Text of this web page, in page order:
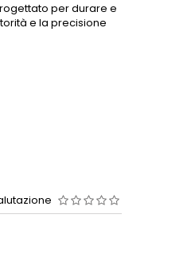
per durare e
e la precisione